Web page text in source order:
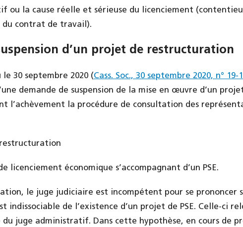
ou la cause réelle et sérieuse du licenciement
du contrat de travail).
d’un projet de restructuration
30 septembre 2020 (Cass. Soc., 30 septembre 2020, n° 19-
demande de suspension de la mise en œuvre d’un
l’achèvement la procédure de consultation des
licenciement économique s’accompagnant d’un PSE.
le juge judiciaire est incompétent pour se prononcer
indissociable de l’existence d’un projet de PSE. Celle-ci
du juge administratif. Dans cette hypothèse, en cours de